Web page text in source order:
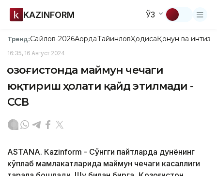
KAZINFORM ЎЗ
Тренд:Сайлов-2026АқордаТайинловҲодисаҚонун ва
16:35, 16 Август 2024
Қозоғистонда маймун чечаги
юқтириш ҳолати қайд этилмади -
ССВ
ASTANА. Кazinform - Сўнгги пайтларда дунёнинг
кўплаб мамлакатларида маймун чечаги касаллиги